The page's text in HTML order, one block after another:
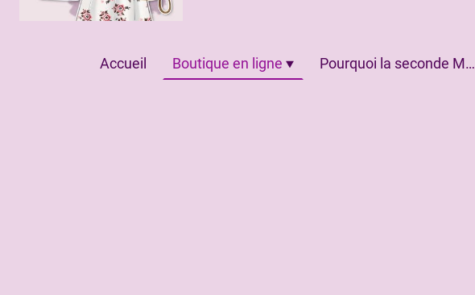
Accueil Boutique en ligne Pourquoi la seconde Main?